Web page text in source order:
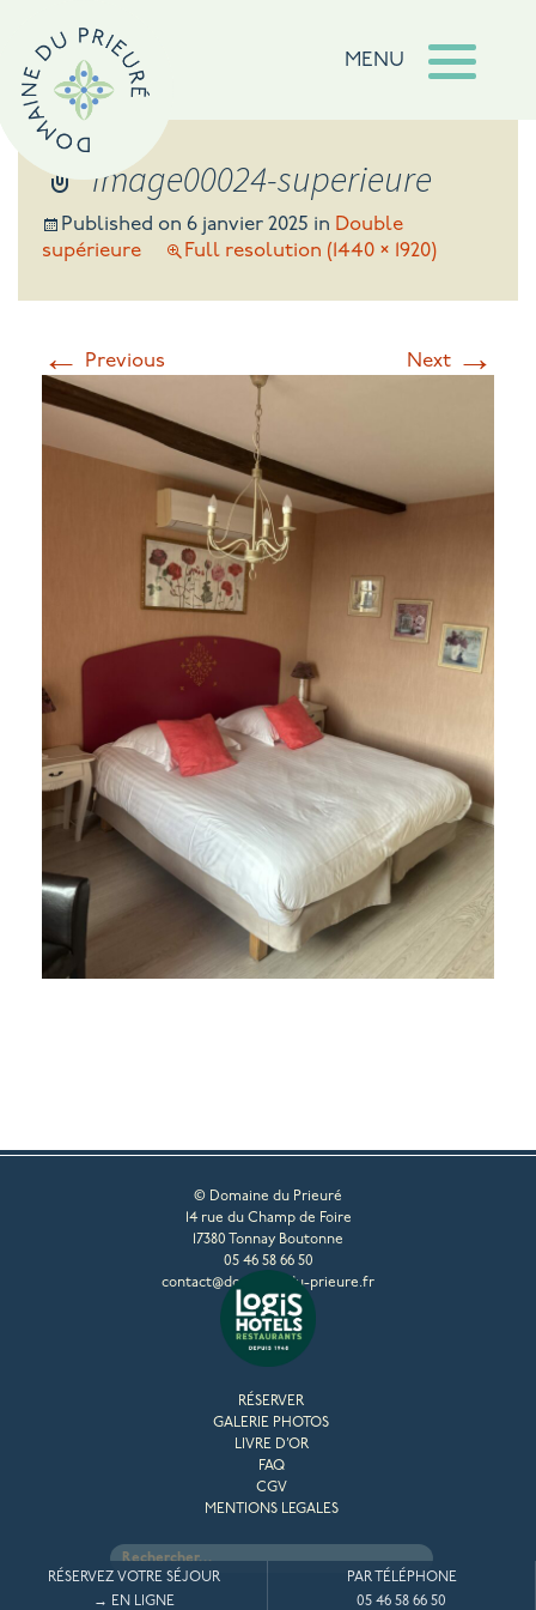
RÉSERVEZ VOTRE SÉJOUR
→ EN LIGNE
PAR TÉLÉPHONE
05 46 58 66 50
MENU
image00024-superieure
Published on 6 janvier 2025 in Double
supérieure
Full resolution (1440 × 1920)
← Previous Next →
© Domaine du Prieuré
14 rue du Champ de Foire
17380 Tonnay Boutonne
05 46 58 66 50
contact@domaine-du-prieure.fr
RÉSERVER
GALERIE PHOTOS
LIVRE D’OR
FAQ
CGV
MENTIONS LEGALES
Rechercher :